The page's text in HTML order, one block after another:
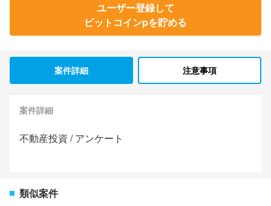
ユーザー登録して
ビットコインpを貯める
案件詳細 注意事項
案件詳細
不動産投資 / アンケート
類似案件